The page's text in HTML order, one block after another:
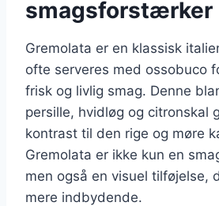
smagsforstærker
Gremolata er en klassisk
ofte serveres med ossobuco
frisk og livlig smag. Denne
persille, hvidløg og citronskal
kontrast til den rige og møre
Gremolata er ikke kun en
men også en visuel tilføjelse,
mere indbydende.